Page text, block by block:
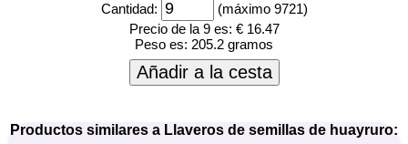
Cantidad:
(máximo 9721)
Precio de la 9 es: € 16.47
Peso es: 205.2 gramos
Añadir a la cesta
Productos similares a Llaveros de semillas de huayruro: